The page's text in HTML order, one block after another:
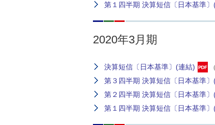
第１四半期 決算短信〔日本基準〕
2020年3月期
決算短信〔日本基準〕(連結)
第３四半期 決算短信〔日本基準〕
第２四半期 決算短信〔日本基準〕
第１四半期 決算短信〔日本基準〕